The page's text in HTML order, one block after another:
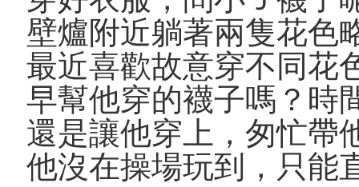
壁爐附近躺著兩隻花色
最近喜歡故意穿不同花
早幫他穿的襪子嗎？時
還是讓他穿上，匆忙帶
他沒在操場玩到，只能